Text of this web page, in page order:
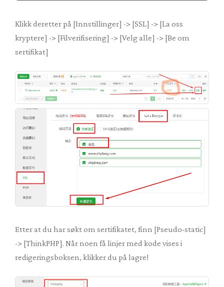
Klikk deretter på [Innstillinger] -> [SSL] -> [La oss
kryptere] -> [Filverifisering] -> [Velg alle] -> [Be om
sertifikat]
Etter at du har søkt om sertifikatet, finn [Pseudo-static]
-> [ThinkPHP]. Når noen få linjer med kode vises i
redigeringsboksen, klikker du på lagre!